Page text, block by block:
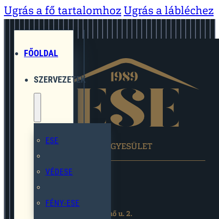
Ugrás a fő tartalomhoz Ugrás a lábléchez
FŐOLDAL
SZERVEZETEK
ESE
VÉDESE
FÉNY-ESE
EGYMÁST SEGÍTŐ EGYESÜLET
2119 Pécel,Pihenő u. 2.